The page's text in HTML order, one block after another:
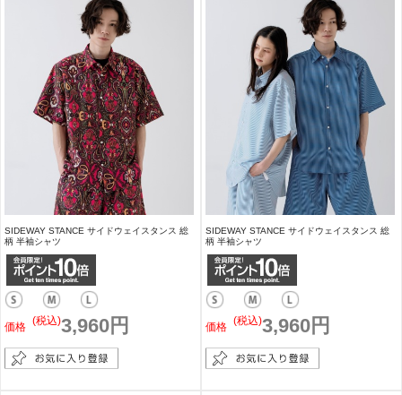
SIDEWAY STANCE サイドウェイスタンス 総
柄 半袖シャツ
価格 3,960円
(税込)
SIDEWAY STANCE サイドウェイスタンス 総
柄 半袖シャツ
価格 3,960円
(税込)